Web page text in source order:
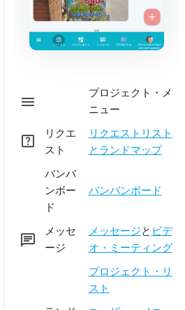
menu
プロジェクト・メ
ニュー
help_center
リクエ
スト
リクエストリスト
とランドマップ
バンバ
ンボー
ド
バンバンボード
chat
メッセ
ージ
メッセージと ビデ
オ・ミーティング
プロジェクト・リ
スト